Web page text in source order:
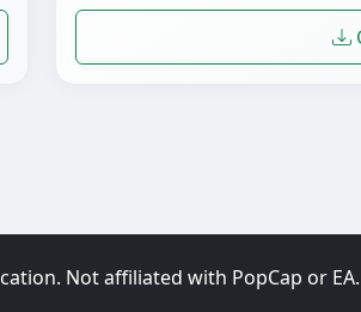
Not affiliated with PopCap or EA.